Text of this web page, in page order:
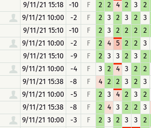
9/11/21 15:18
-10 F 2 2 4 2 3
2
9/11/21 10:00 -2 F 2 3 2 3 2
3
9/11/21 15:10
-10 F 2 3 2 2 2
2
9/11/21 10:00 -2 F 2 4 5 2 2
3
9/11/21 15:10
-9 F 2 3 3 2 3
2
9/11/21 10:00 -4 F 3 2 4 3 2
2
9/11/21 15:38
-8 F 4 2 2 3 2
3
9/11/21 10:00 -5 F 2 3 4 2 3
2
9/11/21 15:38
-8 F 2 4 3 2 2
3
9/11/21 10:00 -3 F 2 3 2 3 3
2